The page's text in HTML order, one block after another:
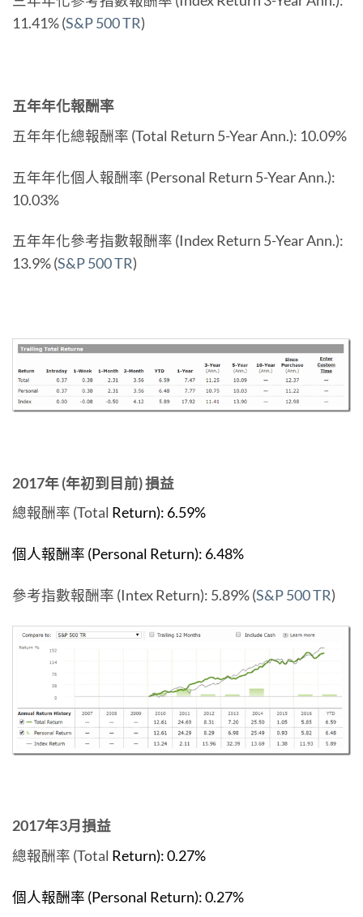
11.41% (S&P 500 TR)
五年年化報酬率
五年年化總報酬率 (Total Return 5-Year Ann.): 10.09%
五年年化個人報酬率 (Personal Return 5-Year Ann.):
10.03%
五年年化參考指數報酬率 (Index Return 5-Year Ann.):
13.9% (S&P 500 TR)
2017年 (年初到目前) 損益
總報酬率 (Total Return): 6.59%
個人報酬率 (Personal Return): 6.48%
參考指數報酬率 (Intex Return): 5.89% (S&P 500 TR)
2017年3月損益
總報酬率 (Total Return): 0.27%
個人報酬率 (Personal Return): 0.27%